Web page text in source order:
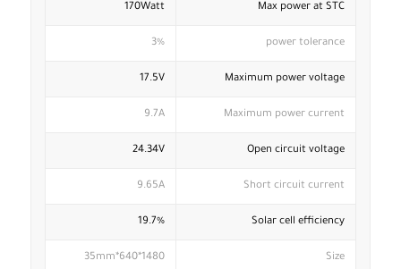
Max power at STC
170Watt
power tolerance
3%
Maximum power voltage
17.5V
Maximum power current
9.7A
Open circuit voltage
24.34V
Short circuit current
9.65A
Solar cell efficiency
19.7%
Size
1480*640*35mm